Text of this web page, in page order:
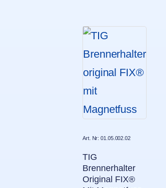
TIG
Brennerhalter
Original FIX®
Art. Nr: 01.05.002.02